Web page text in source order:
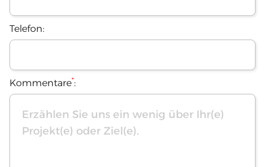
Telefon:
Kommentare*: